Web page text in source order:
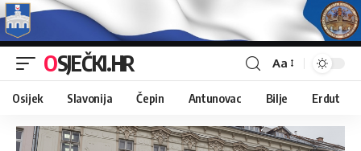
OSJEČKI.HR Aa
Osijek Slavonija Čepin Antunovac Bilje Erdut